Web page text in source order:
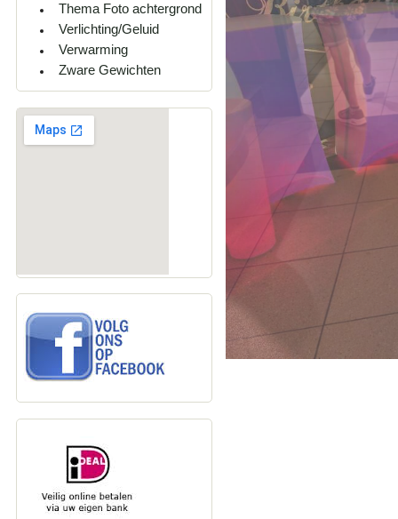
Thema Foto achtergrond
Verlichting/Geluid
Verwarming
Zware Gewichten